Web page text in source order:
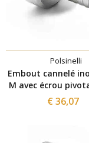
Polsinelli
Embout cannelé
M avec écrou
tuyau ⌀30
€ 36,07